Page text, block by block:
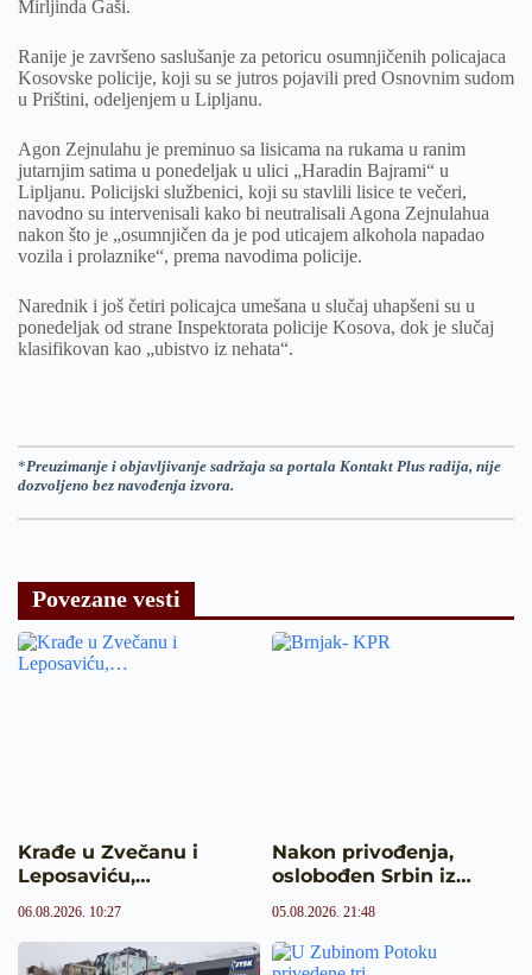
Mirljinda Gaši.
Ranije je završeno saslušanje za petoricu osumnjičenih policajaca
Kosovske policije, koji su se jutros pojavili pred Osnovnim sudom
u Prištini, odeljenjem u Lipljanu.
Agon Zejnulahu je preminuo sa lisicama na rukama u ranim
jutarnjim satima u ponedeljak u ulici „Haradin Bajrami“ u
Lipljanu. Policijski službenici, koji su stavlili lisice te večeri,
navodno su intervenisali kako bi neutralisali Agona Zejnulahua
nakon što je „osumnjičen da je pod uticajem alkohola napadao
vozila i prolaznike“, prema navodima policije.
Narednik i još četiri policajca umešana u slučaj uhapšeni su u
ponedeljak od strane Inspektorata policije Kosova, dok je slučaj
klasifikovan kao „ubistvo iz nehata“.
*Preuzimanje i objavljivanje sadržaja sa portala Kontakt Plus radija, nije
dozvoljeno bez navođenja izvora.
Povezane vesti
Krađe u Zvečanu i
Leposaviću,…
06.08.2026. 10:27
Nakon privođenja,
oslobođen Srbin iz…
05.08.2026. 21:48